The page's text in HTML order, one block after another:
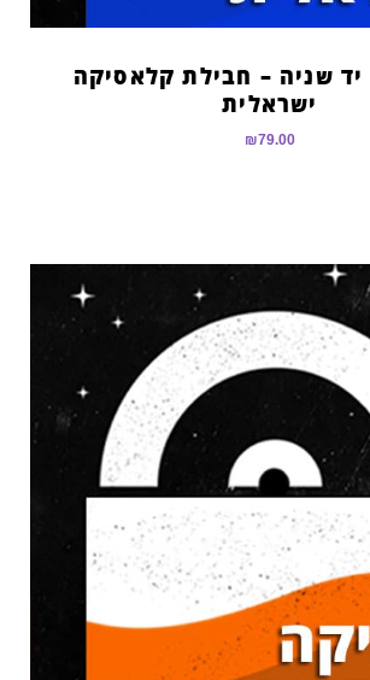
יד שניה – חבילת קלאסיקה
ישראלית
₪79.00